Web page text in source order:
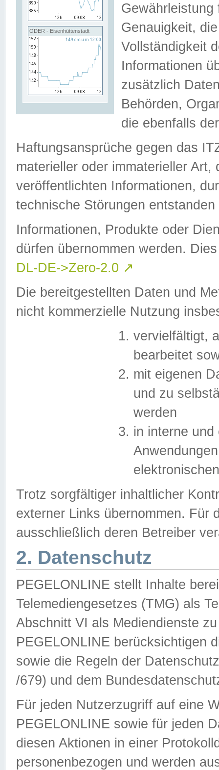
ODER - Eisenhüttenstadt
Genauigkeit,
Vollständigkeit
Informationen
zusätzlich
Behörden,
die ebenfalls
Haftungsansprüche gegen das
materieller oder immaterieller
veröffentlichten Informationen,
technische Störungen
Informationen, Produkte oder
dürfen übernommen werden.
DL-DE->Zero-2.0 ↗
Die bereitgestellten Daten und
nicht kommerzielle Nutzung
vervielfältigt,
bearbeitet
mit eigenen
und zu
werden
in interne
Trotz sorgfältiger inhaltlicher
externer Links übernommen. Für
ausschließlich deren Betreiber
2. Datenschutz
PEGELONLINE stellt Inhalte
Telemediengesetzes (TMG) als
Abschnitt VI als Mediendienste
PEGELONLINE berücksichtigen
sowie die Regeln der
/679) und dem
Für jeden Nutzerzugriff auf eine
PEGELONLINE sowie für jeden
diesen Aktionen in einer
personenbezogen und werden